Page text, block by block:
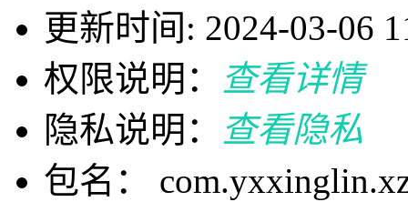
更新时间: 2024-03-06
权限说明：
查看详情
隐私说明：
查看隐私
包名：